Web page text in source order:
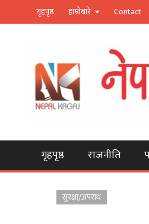
गृहपृष्ठ हाम्रोबारे Contact
गृहपृष्ठ राजनीति
सुरक्षा/अपराध